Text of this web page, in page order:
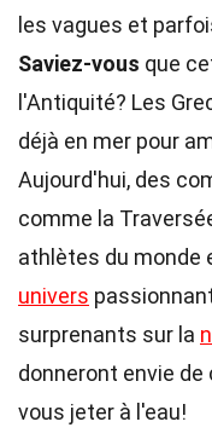
les vagues et
Saviez-vous que
l'Antiquité? Les
déjà en mer pour
Aujourd'hui, des
comme la
athlètes du monde
univers
surprenants sur la
donneront envie
vous jeter à l'eau!